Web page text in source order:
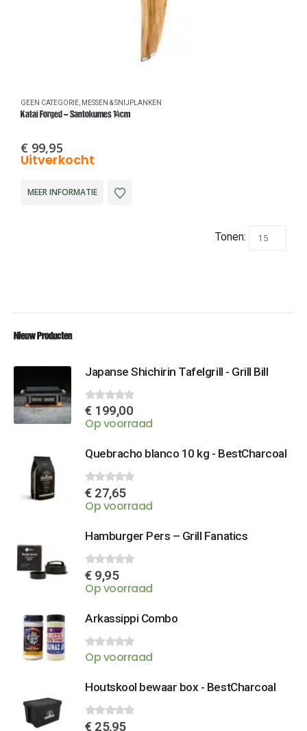
GEEN CATEGORIE, MESSEN & SNIJPLANKEN
Katai Forged – Santokumes 14cm
€ 99,95
Uitverkocht
MEER INFORMATIE
Tonen:
Nieuw Producten
Japanse Shichirin Tafelgrill - Grill Bill
0out of 5
€199,00
Op voorraad
Quebracho blanco 10 kg - BestCharcoal
0out of 5
€27,65
Op voorraad
Hamburger Pers – Grill Fanatics
0out of 5
€9,95
Op voorraad
Arkassippi Combo
0out of 5
Op voorraad
Houtskool bewaar box - BestCharcoal
0out of 5
€25,95